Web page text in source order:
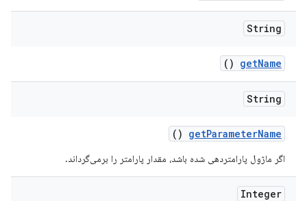
String
getName
()
String
getParameterName
()
اگر ماژول پارامتردهی شده باشد، مقدار پارامتر را برمی‌گرداند.
Integer